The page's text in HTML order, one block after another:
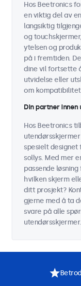
Hos Beetronics
en viktig del av
langsiktig
og
ytelsen og
på i fremtiden.
dine vil fortsette
utvidelse eller
om
Din partner
Hos Beetronics
spesielt designet
sollys. Med mer
passende
hvilken skjerm
ditt prosjekt?
gjerne med å ta
svare på alle
utendørsskjermer.